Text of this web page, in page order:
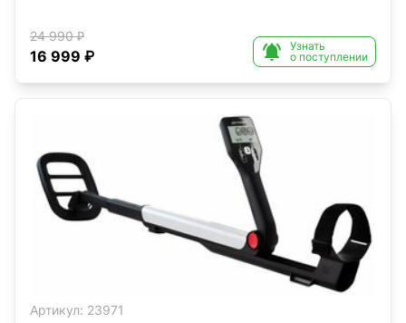
24 990 ₽
16 999 ₽ 
Узнать
о поступлении
Артикул: 23971